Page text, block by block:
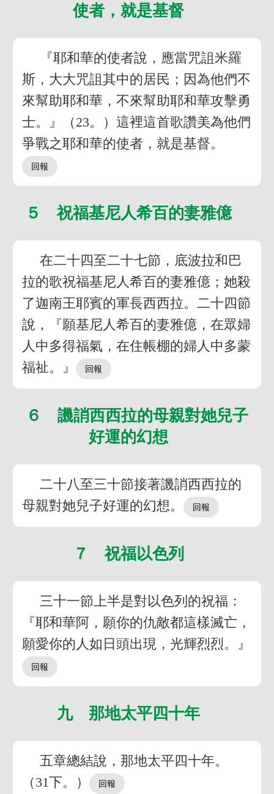
使者，就是基督
『耶和華的使者說，應當咒詛米羅
斯，大大咒詛其中的居民；因為他們不
來幫助耶和華，不來幫助耶和華攻擊勇
士。』（23。）這裡這首歌讚美為他們
爭戰之耶和華的使者，就是基督。
５ 祝福基尼人希百的妻雅億
在二十四至二十七節，底波拉和巴
拉的歌祝福基尼人希百的妻雅億；她殺
了迦南王耶賓的軍長西西拉。二十四節
說，『願基尼人希百的妻雅億，在眾婦
人中多得福氣，在住帳棚的婦人中多蒙
福祉。』
６ 譏誚西西拉的母親對她兒子
好運的幻想
二十八至三十節接著譏誚西西拉的
母親對她兒子好運的幻想。
７ 祝福以色列
三十一節上半是對以色列的祝福：
『耶和華阿，願你的仇敵都這樣滅亡，
願愛你的人如日頭出現，光輝烈烈。』
九 那地太平四十年
五章總結說，那地太平四十年。
（31下。）